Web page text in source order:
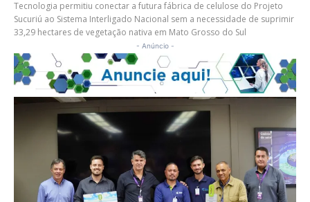
Tecnologia permitiu conectar a futura fábrica de celulose do Projeto
Sucuriú ao Sistema Interligado Nacional sem a necessidade de suprimir
33,29 hectares de vegetação nativa em Mato Grosso do Sul
- Anúncio -